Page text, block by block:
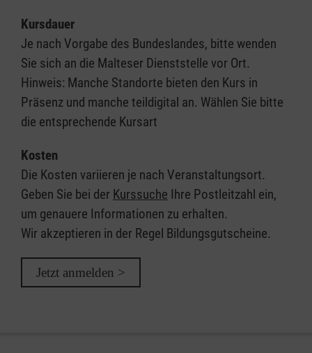
Kursdauer
Je nach Vorgabe des Bundeslandes, bitte wenden
Sie sich an die Malteser Dienststelle vor Ort.
Hinweis: Manche Standorte bieten den Kurs in
Präsenz und manche teildigital an. Wählen Sie bitte
die entsprechende Kursart
Kosten
Die Kosten variieren je nach Veranstaltungsort.
Geben Sie bei der Kurssuche Ihre Postleitzahl ein,
um genauere Informationen zu erhalten.
Wir akzeptieren in der Regel Bildungsgutscheine.
Jetzt anmelden >